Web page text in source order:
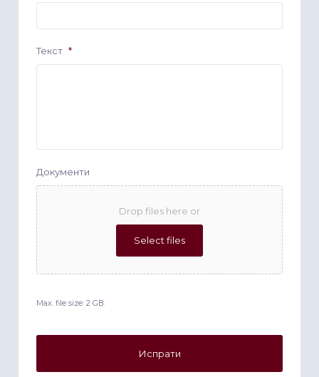
Текст *
Документи
Drop files here or
Select files
Max. file size: 2 GB.